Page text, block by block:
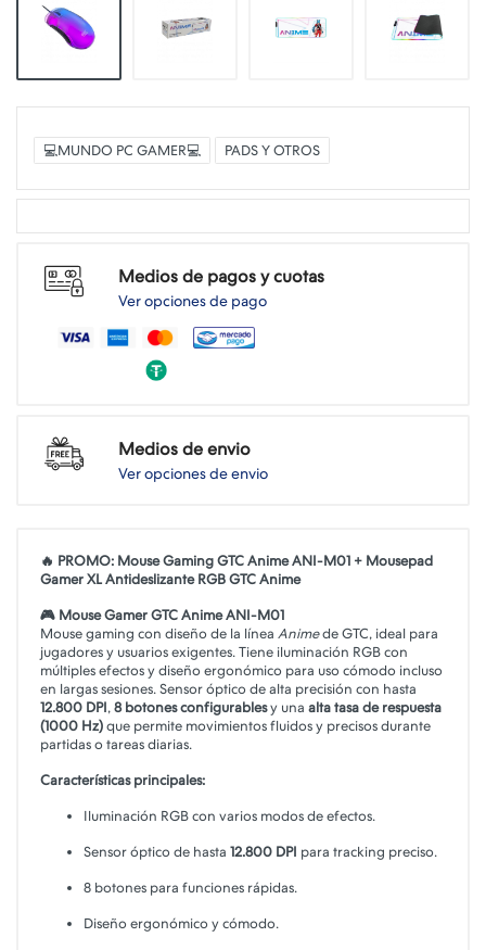
💻MUNDO PC GAMER💻 PADS Y OTROS
Medios de pagos y cuotas
Ver opciones de pago
Medios de envio
Ver opciones de envio
🔥 PROMO: Mouse Gaming GTC Anime ANI‑M01 + Mousepad
Gamer XL Antideslizante RGB GTC Anime
🎮 Mouse Gamer GTC Anime ANI-M01
Mouse gaming con diseño de la línea Animede GTC, ideal para
jugadores y usuarios exigentes. Tiene iluminación RGB con
múltiples efectos y diseño ergonómico para uso cómodo incluso
en largas sesiones. Sensor óptico de alta precisión con hasta
12.800 DPI, 8 botones configurablesy una alta tasa de respuesta
(1000 Hz) que permite movimientos fluidos y precisos durante
partidas o tareas diarias.
Características principales:
Iluminación RGB con varios modos de efectos.
Sensor óptico de hasta 12.800 DPI para tracking preciso.
8 botones para funciones rápidas.
Diseño ergonómico y cómodo.